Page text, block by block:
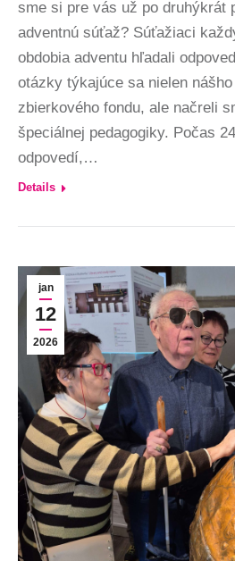
sme si pre vás už po druhýkrát
adventnú súťaž? Súťažiaci
obdobia adventu hľadali
otázky týkajúce sa nielen
zbierkového fondu, ale načreli
špeciálnej pedagogiky. Počas
odpovedí,…
Details
jan
12
2026